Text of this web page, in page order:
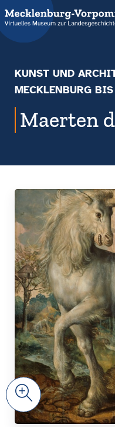
KUNST UND
MECKLENBURG
Maerten
Zoom